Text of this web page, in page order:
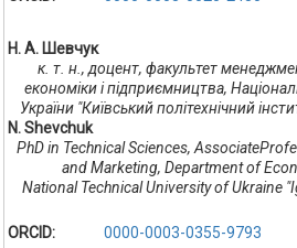
Н. А. Шевчук
к. т. н., доцент, факультет
економіки і підприємництва,
України "Київський політехнічний
N. Shevchuk
PhD in Technical Sciences,
and Marketing, Department of
National Technical University of Ukraine
ORCID:
0000-0003-0355-9793